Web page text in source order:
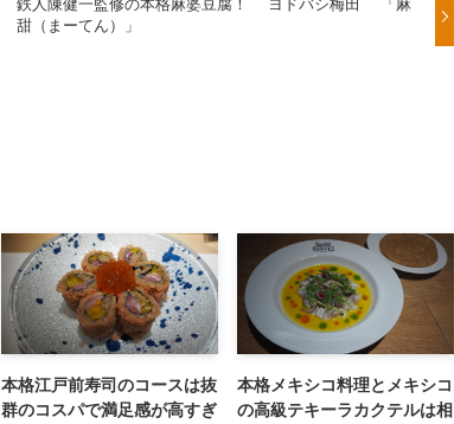
鉄人陳健一監修の本格麻婆豆腐！ ヨドバシ梅田 「麻
甜（まーてん）」
本格江戸前寿司のコースは抜
群のコスパで満足感が高すぎ
本格メキシコ料理とメキシコ
の高級テキーラカクテルは相